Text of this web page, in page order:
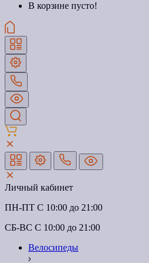
В корзине пусто!
Личный кабинет
ПН-ПТ C 10:00 до 21:00
СБ-ВС С 10:00 до 21:00
Велосипеды